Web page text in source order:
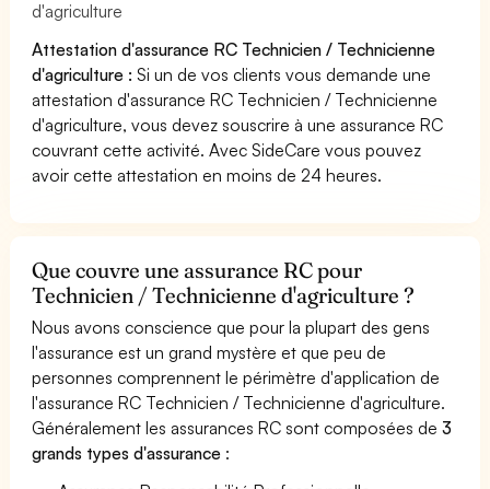
d'agriculture
Attestation d'assurance RC Technicien / Technicienne
d'agriculture : Si un de vos clients vous demande une
attestation d'assurance RC Technicien / Technicienne
d'agriculture, vous devez souscrire à une assurance RC
couvrant cette activité. Avec SideCare vous pouvez
avoir cette attestation en moins de 24 heures.
Que couvre une assurance RC pour
Technicien / Technicienne d'agriculture ?
Nous avons conscience que pour la plupart des gens
l'assurance est un grand mystère et que peu de
personnes comprennent le périmètre d'application de
l'assurance RC Technicien / Technicienne d'agriculture.
Généralement les assurances RC sont composées de3
grands types d'assurance :